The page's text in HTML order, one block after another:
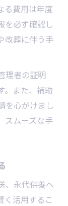
る費用は年度
を必ず確認し
改葬に伴う手
理者の証明
。また、補助
を心がけまし
スムーズな手
、永代供養へ
く活用するこ